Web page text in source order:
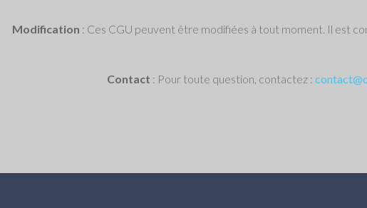
Modification : Ces CGU peuvent être modifiées à tout moment. Il est
Contact : Pour toute question, contactez :